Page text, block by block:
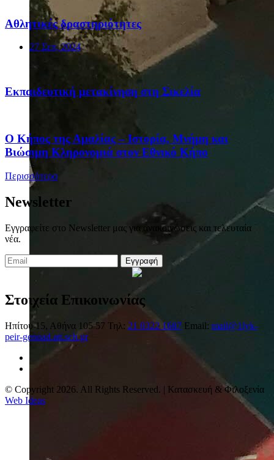
Αθλητικές δραστηριότητες
27 Σεπ, 2024
Eκπαιδευτική μετακίνηση στη Σικελία
Ο Κήπος της Αμαλίας – Ιστορία, Μνήμη και
Βιώσιμη Κληρονομιά στον Εθνικό Κήπο
Περισσότερα
Newsletter
Εγγραφείτε στο Newsletter μας για ανακοινώσεις και τελευταία
νέα.
Εγγραφή
Στοιχεία Επικοινωνίας
Ηπίτου 15, Αθήνα 105 57 Τηλ: 21 0322 1687 Email: mail@1lyk-
peir-gennad.att.sch.gr
© Copyright 2026. All Rights Reserved. | Κατασκευή & Φιλοξενία
Web Ideas